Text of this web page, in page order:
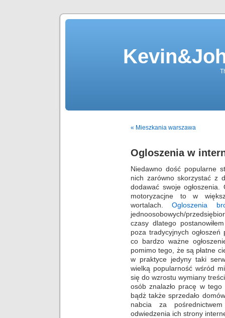
« Mieszkania warszawa
Ogloszenia w
Niedawno dość popularne
nich zarówno skorzystać z
dodawać swoje
motoryzacjne to w
wortalach.Ogloszenia
jednoosobowych/
czasy dlatego
poza tradycyjnych
co bardzo ważne
pomimo tego, że są płatne
w praktyce jedyny taki
wielką popularność wśród
się do wzrostu wymiany
osób znalazło pracę w tego
bądż także sprzedało
nabcia za
odwiedzenia ich strony